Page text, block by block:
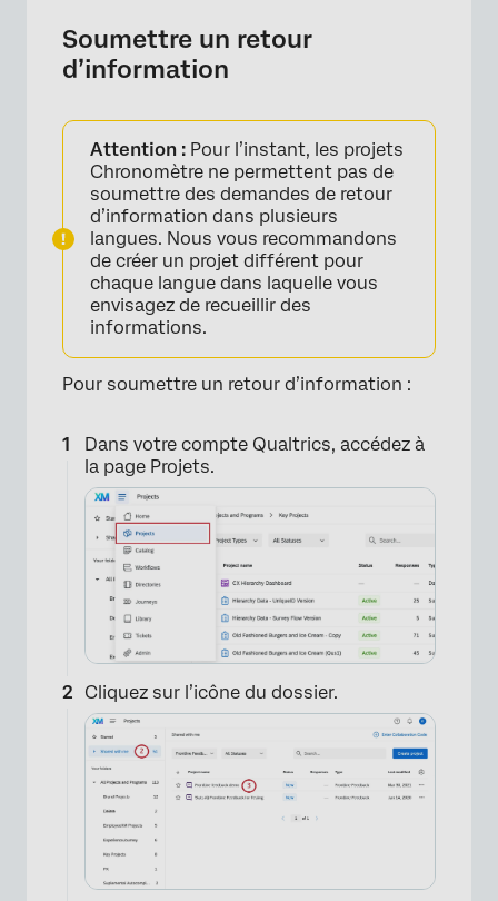
Soumettre un retour
d’information
Attention : Pour l’instant, les projets
Chronomètre ne permettent pas de
soumettre des demandes de retour
d’information dans plusieurs
langues. Nous vous recommandons
de créer un projet différent pour
chaque langue dans laquelle vous
envisagez de recueillir des
informations.
Pour soumettre un retour d’information :
Dans votre compte Qualtrics, accédez à
la page Projets.
Cliquez sur l’icône du dossier.